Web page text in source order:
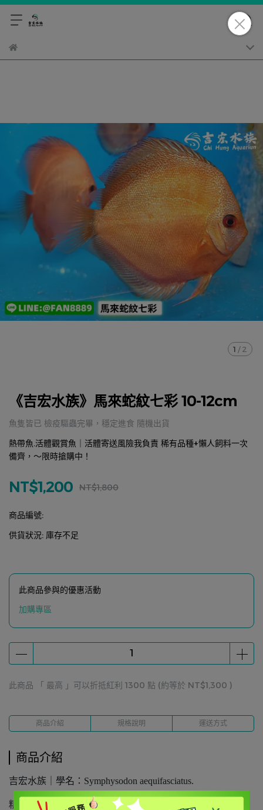
1 / 2
《吉宏水族》馬來蛇紋七彩 10-12cm
魚隻皆已 檢疫驅蟲完畢，穩定進食 隨機出貨
熱帶魚.活體觀賞魚｜活體寄送風險我負責 稀有品種+懶人飼料一次
備齊，～限時搶購中！
NT$1,200 NT$1,800
商品編號:
供貨狀況: 庫存不足
此商品參與的優惠活動
加購專區
此商品 「 最高 」可以折抵紅利 1300 點 (約等於 NT$1,300 )
商品介紹 規格說明 運送方式
商品介紹
吉宏水族｜學名：Symphysodon aequifasciatus.
精巧體型，漂亮精緻紋路，觀賞價值高